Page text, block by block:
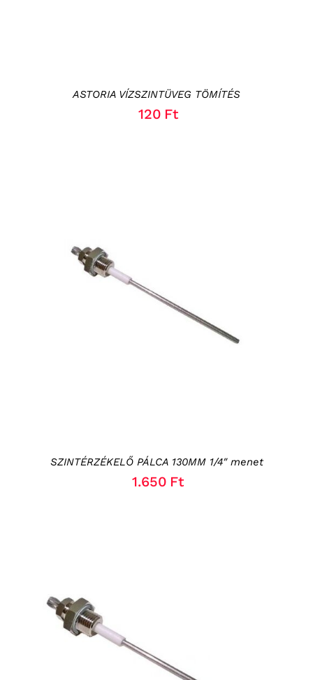
ASTORIA VÍZSZINTÜVEG TÖMÍTÉS
120 Ft
KOSÁRBA TESZEM /
SZINTÉRZÉKELŐ PÁLCA 130MM 1/4″ menet
1.650 Ft
KOSÁRBA TESZEM /